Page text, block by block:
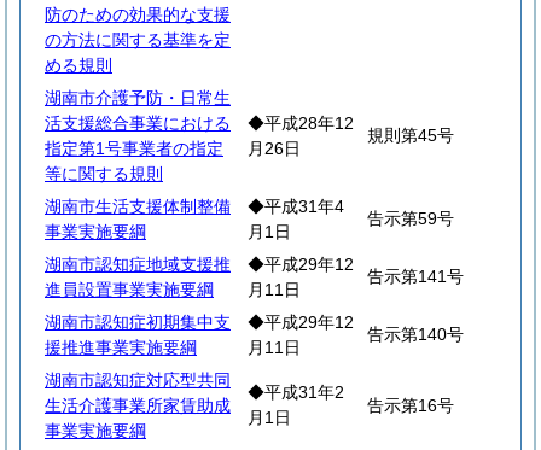
防のための効果的な支援
の方法に関する基準を定
める規則
湖南市介護予防・日常生
活支援総合事業における
指定第1号事業者の指定
等に関する規則
◆平成28年12
月26日
規則第45号
湖南市生活支援体制整備
事業実施要綱
◆平成31年4
月1日
告示第59号
湖南市認知症地域支援推
進員設置事業実施要綱
◆平成29年12
月11日
告示第141号
湖南市認知症初期集中支
援推進事業実施要綱
◆平成29年12
月11日
告示第140号
湖南市認知症対応型共同
生活介護事業所家賃助成
事業実施要綱
◆平成31年2
月1日
告示第16号